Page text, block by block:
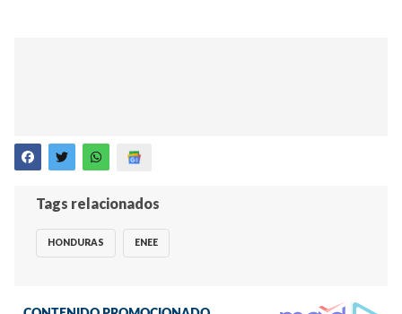
Tags relacionados
HONDURAS ENEE